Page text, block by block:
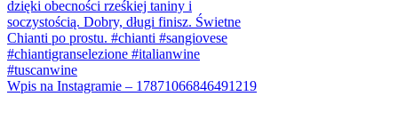
Wpis na Instagramie – 17871066846491219